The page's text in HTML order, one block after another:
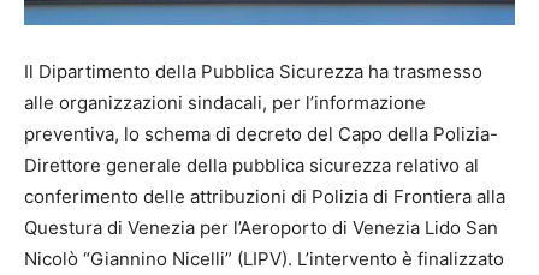
Il Dipartimento della Pubblica Sicurezza ha trasmesso
alle organizzazioni sindacali, per l’informazione
preventiva, lo schema di decreto del Capo della Polizia-
Direttore generale della pubblica sicurezza relativo al
conferimento delle attribuzioni di Polizia di Frontiera alla
Questura di Venezia per l’Aeroporto di Venezia Lido San
Nicolò “Giannino Nicelli” (LIPV). L’intervento è finalizzato